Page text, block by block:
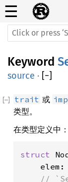
☰
Keyword
source · [−]
trait 或
类型。
在类型定义中：
struct
elem:
//